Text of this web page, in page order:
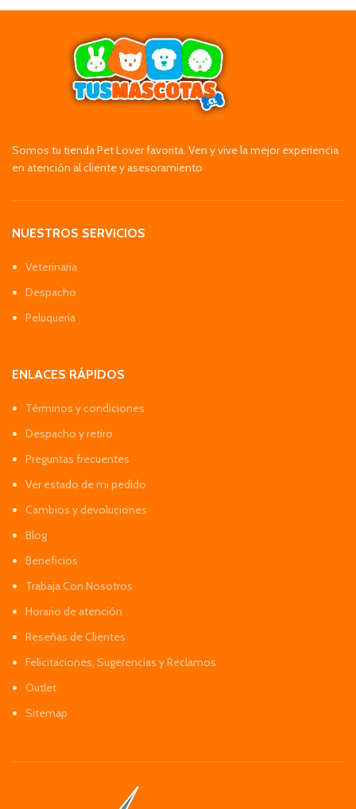
Somos tu tienda Pet Lover favorita. Ven y vive la mejor experiencia
en atención al cliente y asesoramiento
NUESTROS SERVICIOS
Veterinaria
Despacho
Peluquería
ENLACES RÁPIDOS
Términos y condiciones
Despacho y retiro
Preguntas frecuentes
Ver estado de mi pedido
Cambios y devoluciones
Blog
Beneficios
Trabaja Con Nosotros
Horario de atención
Reseñas de Clientes
Felicitaciones, Sugerencias y Reclamos
Outlet
Sitemap